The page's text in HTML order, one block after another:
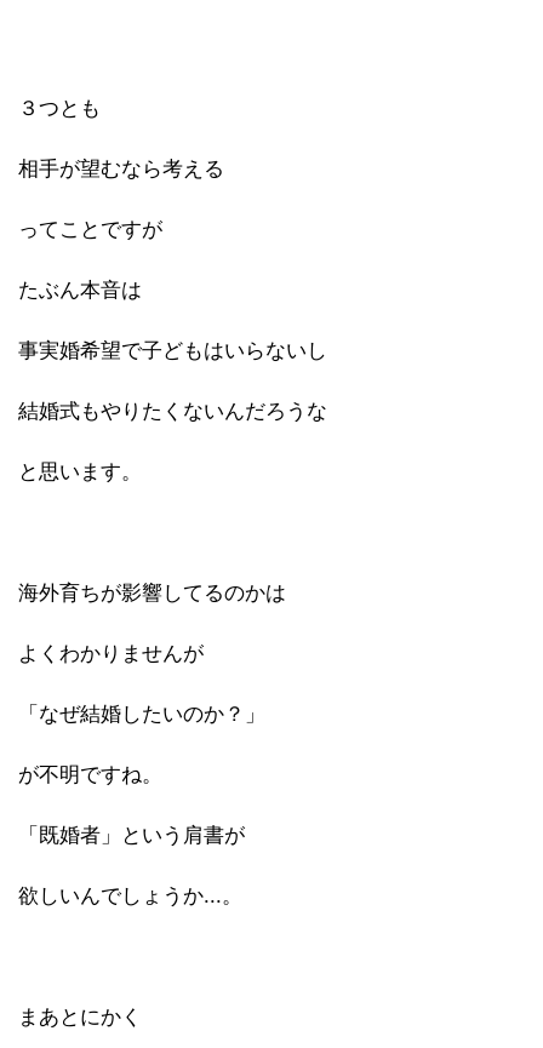
３つとも
相手が望むなら考える
ってことですが
たぶん本音は
事実婚希望で子どもはいらないし
結婚式もやりたくないんだろうな
と思います。
海外育ちが影響してるのかは
よくわかりませんが
「なぜ結婚したいのか？」
が不明ですね。
「既婚者」という肩書が
欲しいんでしょうか...。
まあとにかく